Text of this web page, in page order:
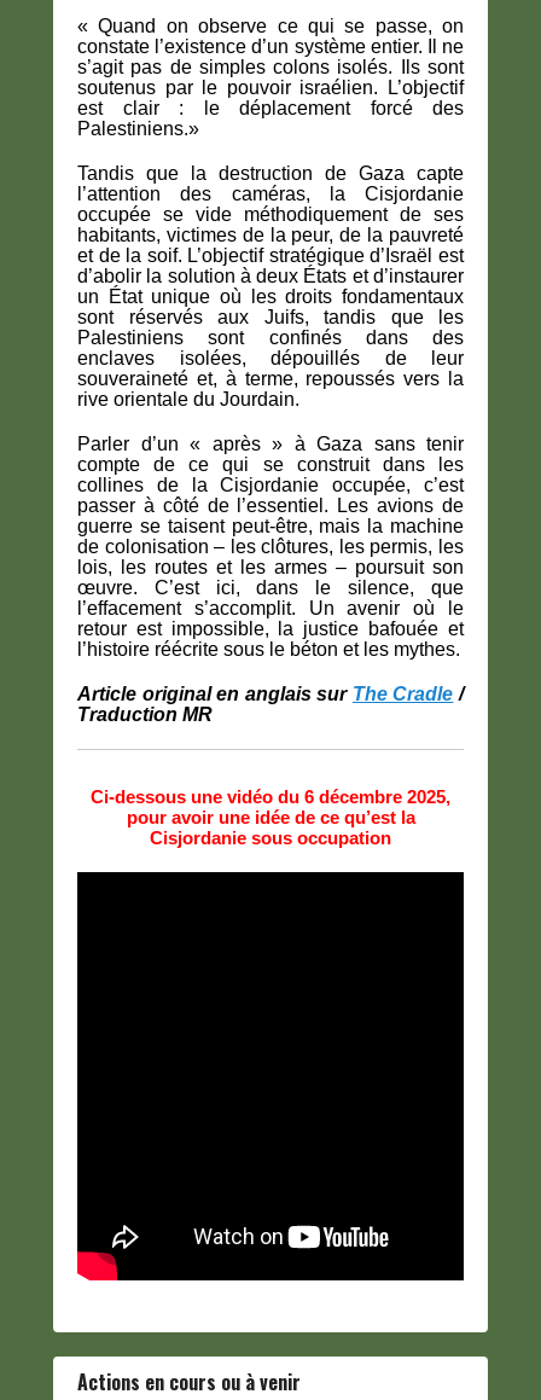
« Quand on observe ce qui se passe, on
constate l’existence d’un système entier. Il ne
s’agit pas de simples colons isolés. Ils sont
soutenus par le pouvoir israélien. L’objectif
est clair : le déplacement forcé des
Palestiniens.»
Tandis que la destruction de Gaza capte
l’attention des caméras, la Cisjordanie
occupée se vide méthodiquement de ses
habitants, victimes de la peur, de la pauvreté
et de la soif. L’objectif stratégique d’Israël est
d’abolir la solution à deux États et d’instaurer
un État unique où les droits fondamentaux
sont réservés aux Juifs, tandis que les
Palestiniens sont confinés dans des
enclaves isolées, dépouillés de leur
souveraineté et, à terme, repoussés vers la
rive orientale du Jourdain.
Parler d’un « après » à Gaza sans tenir
compte de ce qui se construit dans les
collines de la Cisjordanie occupée, c’est
passer à côté de l’essentiel. Les avions de
guerre se taisent peut-être, mais la machine
de colonisation – les clôtures, les permis, les
lois, les routes et les armes – poursuit son
œuvre. C’est ici, dans le silence, que
l’effacement s’accomplit. Un avenir où le
retour est impossible, la justice bafouée et
l’histoire réécrite sous le béton et les mythes.
Article original en anglais sur The Cradle /
Traduction MR
Ci-dessous une vidéo du 6 décembre 2025,
pour avoir une idée de ce qu’est la
Cisjordanie sous occupation
Actions en cours ou à venir